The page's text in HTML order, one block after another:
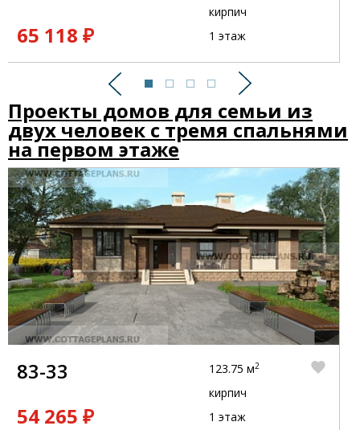
Предыдущий Следующий
65 118 ₽
кирпич
1 этаж
Проекты домов для семьи из
двух человек с тремя спальнями
на первом этаже
83-33
54 265 ₽
123.75 м2
кирпич
1 этаж